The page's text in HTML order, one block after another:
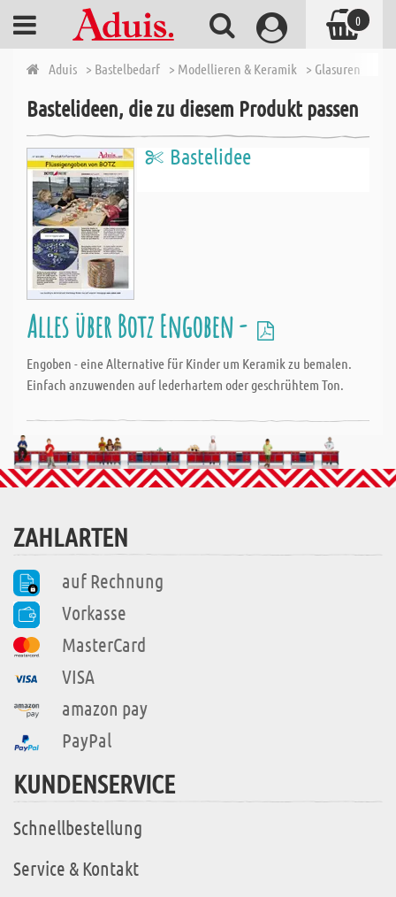
Aduis > Bastelbedarf > Modellieren & Keramik > Glasuren
Bastelideen, die zu diesem Produkt passen
Bastelidee
Alles über Botz Engoben -
Engoben - eine Alternative für Kinder um Keramik zu bemalen.
Einfach anzuwenden auf lederhartem oder geschrühtem Ton.
ZAHLARTEN
auf Rechnung
Vorkasse
MasterCard
VISA
amazon pay
PayPal
KUNDENSERVICE
Schnellbestellung
Service & Kontakt
0